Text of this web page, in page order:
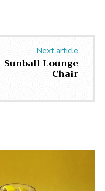
Next article
Sunball Lounge
Chair